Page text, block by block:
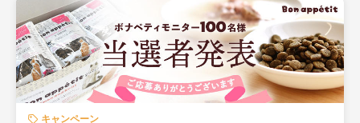
キャンペーン